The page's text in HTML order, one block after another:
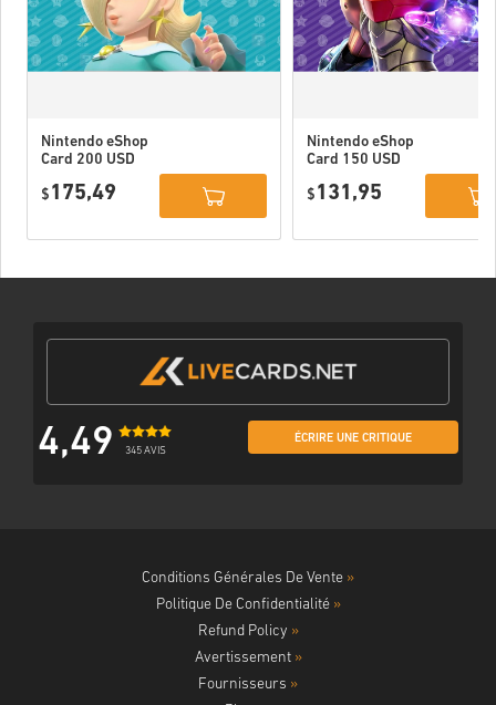
Nintendo eShop
Card 200 USD
$ 175,49
Nintendo eShop
Card 150 USD
$ 131,95
4,49 345 AVIS
ÉCRIRE UNE CRITIQUE
Conditions Générales De Vente »
Politique De Confidentialité »
Refund Policy »
Avertissement »
Fournisseurs »